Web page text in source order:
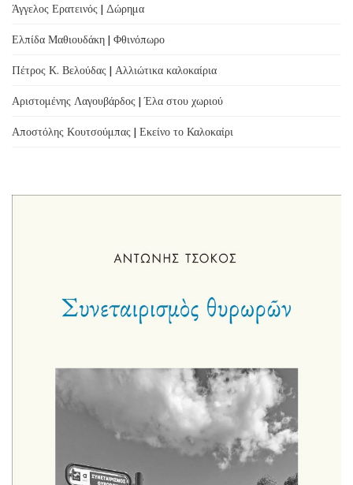
Άγγελος Ερατεινός | Δώρημα
Ελπίδα Μαθιουδάκη | Φθινόπωρο
Πέτρος Κ. Βελούδας | Αλλιώτικα καλοκαίρια
Αριστομένης Λαγουβάρδος | Έλα στου χωριού
Αποστόλης Κουτσούμπας | Εκείνο το Καλοκαίρι